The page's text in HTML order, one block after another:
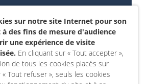
Données personnelles et
cookies
Accessibilité : non
conforme
Mentions légales
sur notre site Internet pour son
des fins de mesure d'audience
une expérience de visite
En cliquant sur « Tout accepter »,
de tous les cookies placés sur
Tout refuser », seuls les cookies